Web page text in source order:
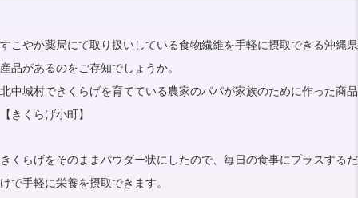
すこやか薬局にて取り扱いしている食物繊維を手軽に摂取できる沖縄県
産品があるのをご存知でしょうか。
北中城村できくらげを育てている農家のパパが家族のために作った商品
【きくらげ小町】
きくらげをそのままパウダー状にしたので、毎日の食事にプラスするだ
けで手軽に栄養を摂取できます。